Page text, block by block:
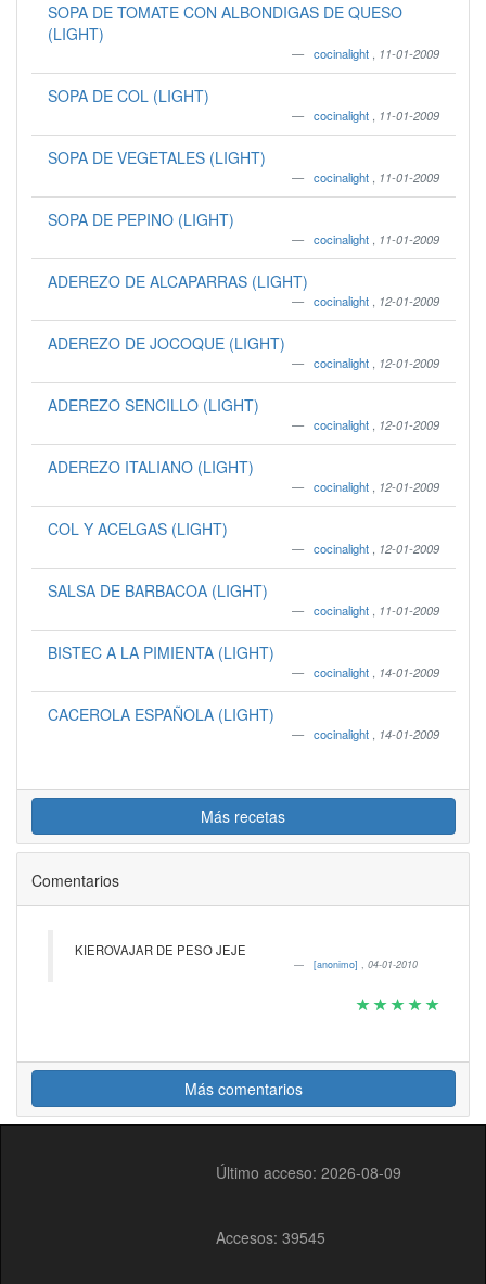
SOPA DE TOMATE CON ALBONDIGAS DE QUESO
(LIGHT)
cocinalight 11-01-2009
SOPA DE COL (LIGHT)
cocinalight 11-01-2009
SOPA DE VEGETALES (LIGHT)
cocinalight 11-01-2009
SOPA DE PEPINO (LIGHT)
cocinalight 11-01-2009
ADEREZO DE ALCAPARRAS (LIGHT)
cocinalight 12-01-2009
ADEREZO DE JOCOQUE (LIGHT)
cocinalight 12-01-2009
ADEREZO SENCILLO (LIGHT)
cocinalight 12-01-2009
ADEREZO ITALIANO (LIGHT)
cocinalight 12-01-2009
COL Y ACELGAS (LIGHT)
cocinalight 12-01-2009
SALSA DE BARBACOA (LIGHT)
cocinalight 11-01-2009
BISTEC A LA PIMIENTA (LIGHT)
cocinalight 14-01-2009
CACEROLA ESPAÑOLA (LIGHT)
cocinalight 14-01-2009
Más recetas
Comentarios
KIEROVAJAR DE PESO JEJE
[anonimo] , 04-01-2010
Más comentarios
Último acceso: 2026-08-09
Accesos: 39545